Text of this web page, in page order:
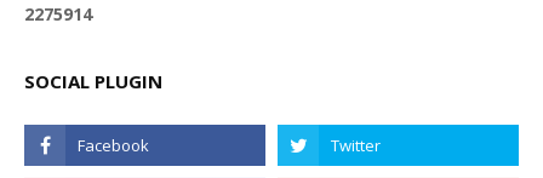
2275914
SOCIAL PLUGIN